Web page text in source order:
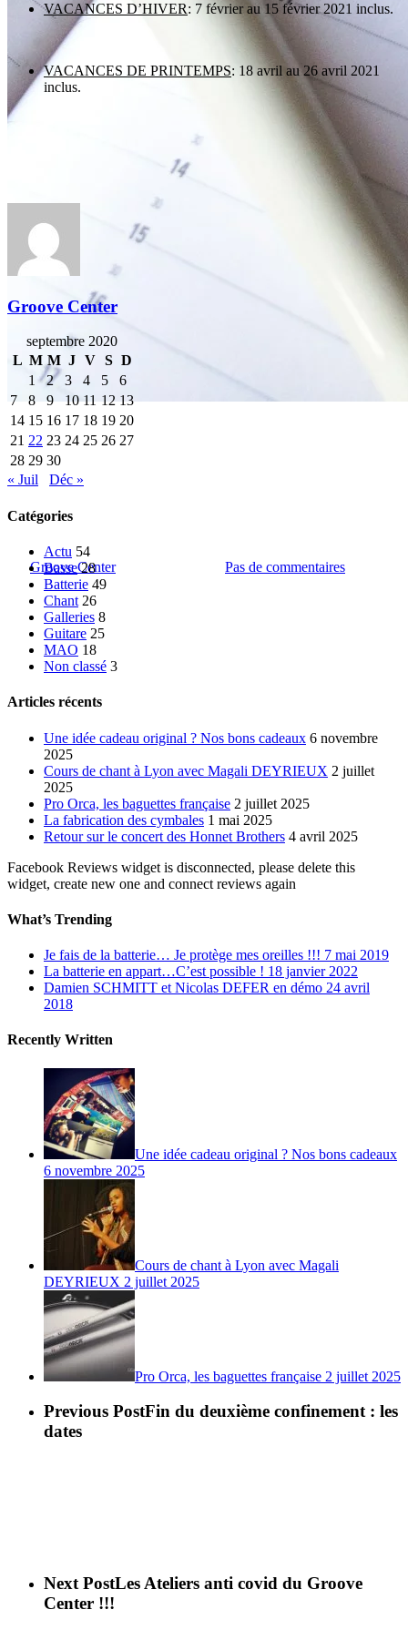
ActuBasseBatterieChant
Les vacances 2020-2021 du
Groove Center
Groove Center22 septembre 2020 Pas de commentaires
VACANCES D’HIVER: 7 février au 15 février 2021 inclus.
VACANCES DE PRINTEMPS: 18 avril au 26 avril 2021
inclus.
Groove Center
septembre 2020
L M M J V S D
1
2 3 4 5
6
7
8 9 10 11 12 13
14 15 16 17 18 19 20
21 22 23 24 25 26 27
28 29 30
« Juil
Déc »
Catégories
Actu 54
Basse 28
Batterie 49
Chant 26
Galleries 8
Guitare 25
MAO 18
Non classé 3
Articles récents
Une idée cadeau original ? Nos bons cadeaux 6 novembre
2025
Cours de chant à Lyon avec Magali DEYRIEUX 2 juillet
2025
Pro Orca, les baguettes française 2 juillet 2025
La fabrication des cymbales 1 mai 2025
Retour sur le concert des Honnet Brothers 4 avril 2025
Facebook Reviews widget is disconnected, please delete this
widget, create new one and connect reviews again
What’s Trending
Je fais de la batterie… Je protège mes oreilles !!! 7 mai 2019
La batterie en appart…C’est possible ! 18 janvier 2022
Damien SCHMITT et Nicolas DEFER en démo 24 avril
2018
Recently Written
Une idée cadeau original ? Nos bons cadeaux
6 novembre 2025
Cours de chant à Lyon avec Magali
DEYRIEUX 2 juillet 2025
Pro Orca, les baguettes française 2 juillet 2025
Previous PostFin du deuxième confinement : les
dates
Next PostLes Ateliers anti covid du Groove
Center !!!